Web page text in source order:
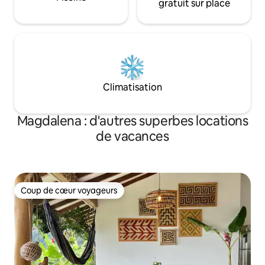
gratuit sur place
Climatisation
Magdalena : d'autres superbes locations
de vacances
Coup de cœur voyageurs
Coup de cœur voyageurs